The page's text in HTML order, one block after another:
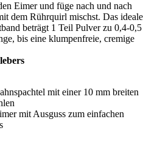
Eimer und füge nach und nach
dem Rührquirl mischst. Das ideale
beträgt 1 Teil Pulver zu 0,4-0,5
bis eine klumpenfreie, cremige
mit einer 10 mm breiten
mit Ausguss zum einfachen